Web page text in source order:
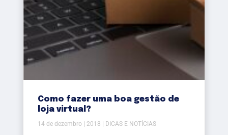
Como fazer uma boa gestão de
loja virtual?
14 de dezembro | 2018 | DICAS E NOTÍCIAS